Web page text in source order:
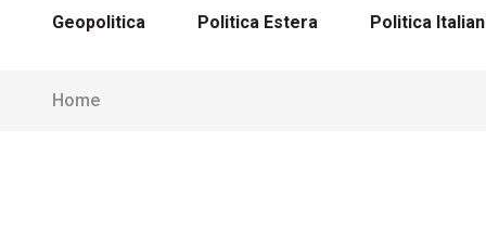
Geopolitica Politica Estera Politica
Home